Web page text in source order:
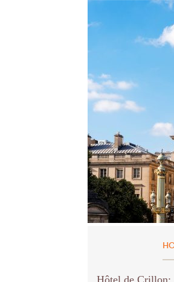
Hôtel de Crillon: